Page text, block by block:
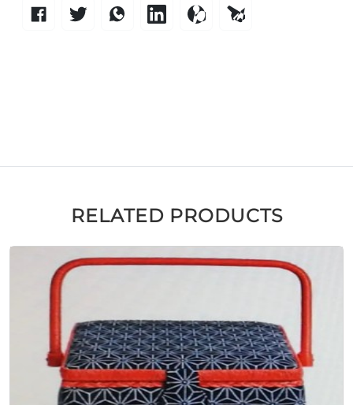
RELATED PRODUCTS